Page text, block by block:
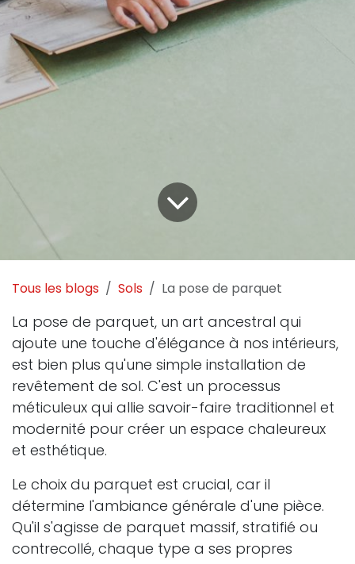
Tous les blogs Sols La pose de parquet
La pose de parquet, un art ancestral qui
ajoute une touche d'élégance à nos intérieurs,
est bien plus qu'une simple installation de
revêtement de sol. C'est un processus
méticuleux qui allie savoir-faire traditionnel et
modernité pour créer un espace chaleureux
et esthétique.
Le choix du parquet est crucial, car il
détermine l'ambiance générale d'une pièce.
Qu'il s'agisse de parquet massif, stratifié ou
contrecollé, chaque type a ses propres